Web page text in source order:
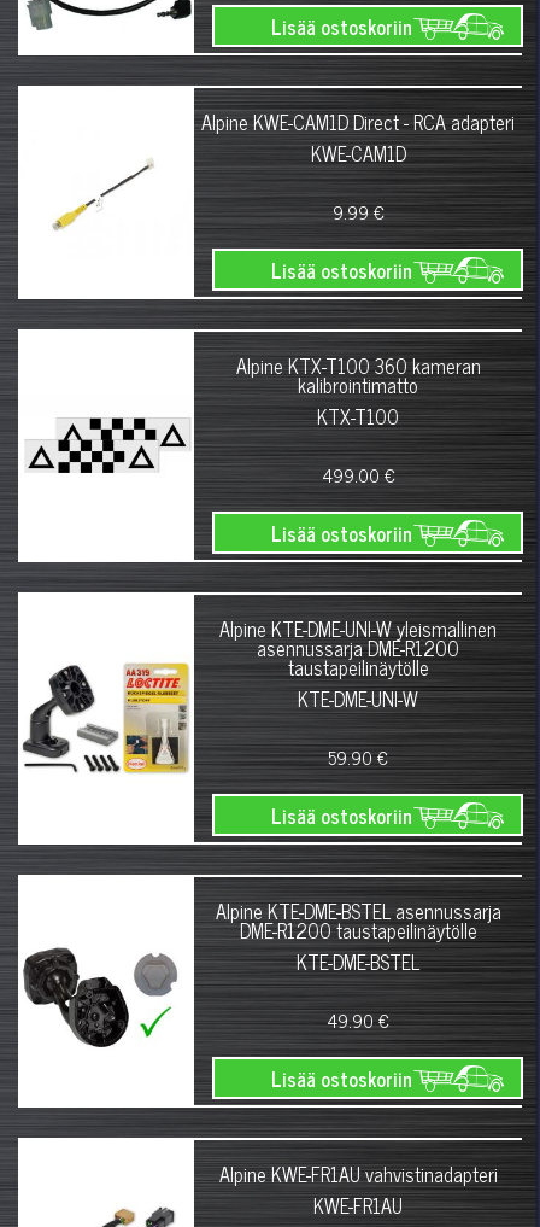
Lisää ostoskoriin
Alpine KWE-CAM1D Direct - RCA adapteri
KWE-CAM1D
9.99 €
Lisää ostoskoriin
Alpine KTX-T100 360 kameran
kalibrointimatto
KTX-T100
499.00 €
Lisää ostoskoriin
Alpine KTE-DME-UNI-W yleismallinen
asennussarja DME-R1200
taustapeilinäytölle
KTE-DME-UNI-W
59.90 €
Lisää ostoskoriin
Alpine KTE-DME-BSTEL asennussarja
DME-R1200 taustapeilinäytölle
KTE-DME-BSTEL
49.90 €
Lisää ostoskoriin
Alpine KWE-FR1AU vahvistinadapteri
KWE-FR1AU